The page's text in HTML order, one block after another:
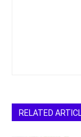
RELATED